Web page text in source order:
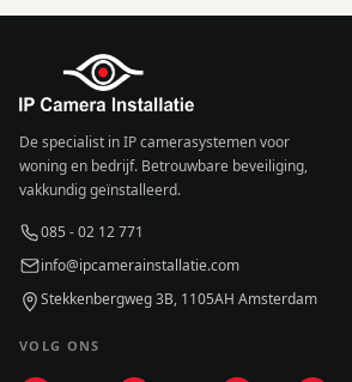
De specialist in IP camerasystemen voor
woning en bedrijf. Betrouwbare beveiliging,
vakkundig geïnstalleerd.
085 - 02 12 771
info@ipcamerainstallatie.com
Stekkenbergweg 3B, 1105AH Amsterdam
VOLG ONS